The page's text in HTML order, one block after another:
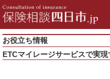
お役立ち情報
ETCマイレージサービスで実